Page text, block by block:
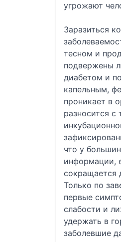
угрожают
Заразиться
тесном и
подвержены
диабетом и
капельным,
проникает в
разносится с
что у
информации,
сокращается
Только по
первые
слабости и
удержать в
заболевшие